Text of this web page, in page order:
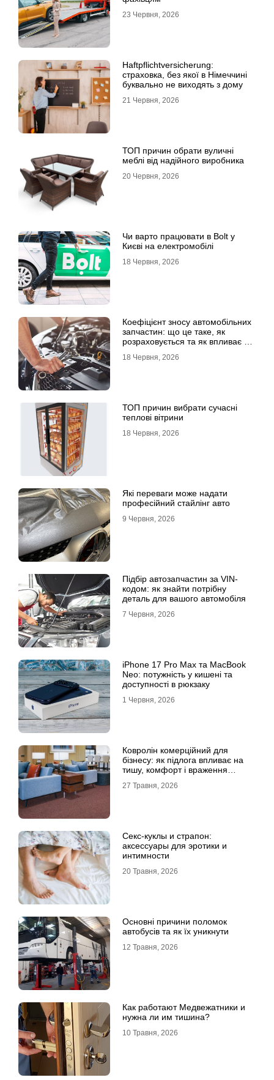
23 Червня, 2026
Haftpflichtversicherung:
страховка, без якої в Німеччині
буквально не виходять з дому
21 Червня, 2026
ТОП причин обрати вуличні
меблі від надійного виробника
20 Червня, 2026
Чи варто працювати в Bolt у
Києві на електромобілі
18 Червня, 2026
Коефіцієнт зносу автомобільних
запчастин: що це таке, як
розраховується та як впливає на
18 Червня, 2026
ТОП причин вибрати сучасні
теплові вітрини
18 Червня, 2026
Які переваги може надати
професійний стайлінг авто
9 Червня, 2026
Підбір автозапчастин за VIN-
кодом: як знайти потрібну
деталь для вашого автомобіля
7 Червня, 2026
iPhone 17 Pro Max та MacBook
Neo: потужність у кишені та
доступності в рюкзаку
1 Червня, 2026
Ковролін комерційний для
бізнесу: як підлога впливає на
тишу, комфорт і враження
27 Травня, 2026
Секс-куклы и страпон:
аксессуары для эротики и
интимности
20 Травня, 2026
Основні причини поломок
автобусів та як їх уникнути
12 Травня, 2026
Как работают Медвежатники и
нужна ли им тишина?
10 Травня, 2026